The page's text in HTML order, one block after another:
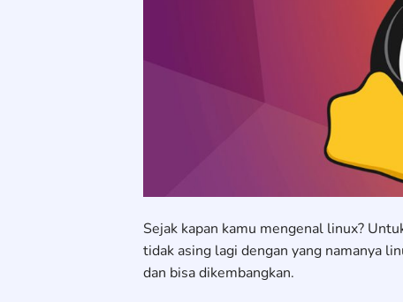
Sejak kapan kamu mengenal linux?
tidak asing lagi dengan yang namanya
dan bisa dikembangkan.